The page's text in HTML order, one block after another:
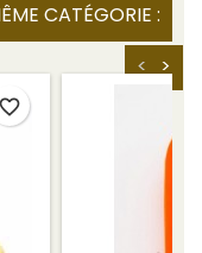
CATÉGORIE :
>
<
favorite_border